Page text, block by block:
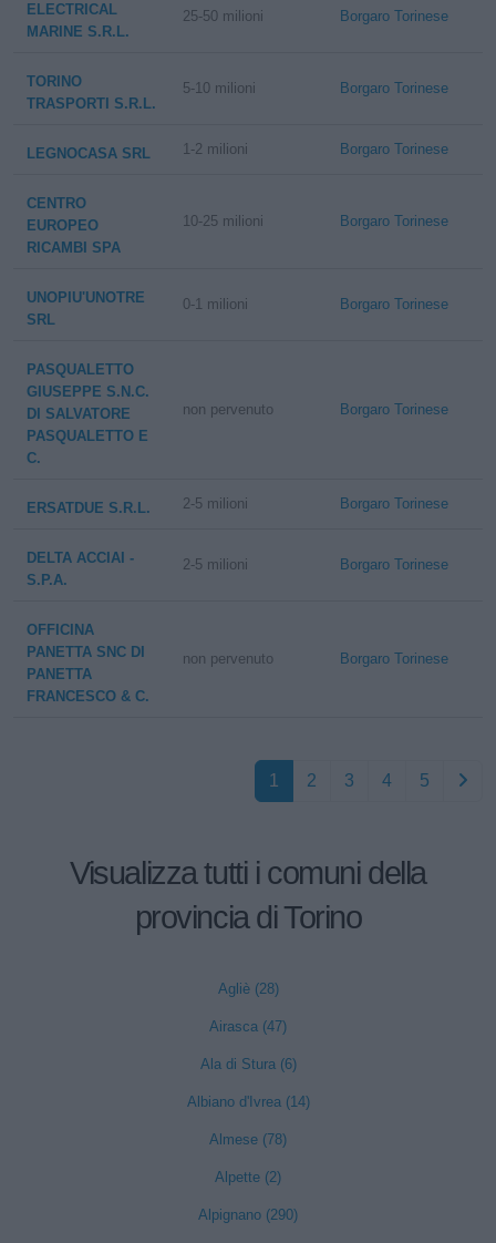
ELECTRICAL
MARINE S.R.L.
25-50 milioni Borgaro Torinese
TORINO
TRASPORTI S.R.L.
5-10 milioni Borgaro Torinese
LEGNOCASA SRL 1-2 milioni Borgaro Torinese
CENTRO
EUROPEO
RICAMBI SPA
10-25 milioni Borgaro Torinese
UNOPIU'UNOTRE
SRL
0-1 milioni Borgaro Torinese
PASQUALETTO
GIUSEPPE S.N.C.
DI SALVATORE
PASQUALETTO E
C.
non pervenuto Borgaro Torinese
ERSATDUE S.R.L. 2-5 milioni Borgaro Torinese
DELTA ACCIAI -
S.P.A.
2-5 milioni Borgaro Torinese
OFFICINA
PANETTA SNC DI
PANETTA
FRANCESCO & C.
non pervenuto Borgaro Torinese
1 2 3 4 5
Visualizza tutti i comuni della
provincia di Torino
Agliè (28)
Airasca (47)
Ala di Stura (6)
Albiano d'Ivrea (14)
Almese (78)
Alpette (2)
Alpignano (290)